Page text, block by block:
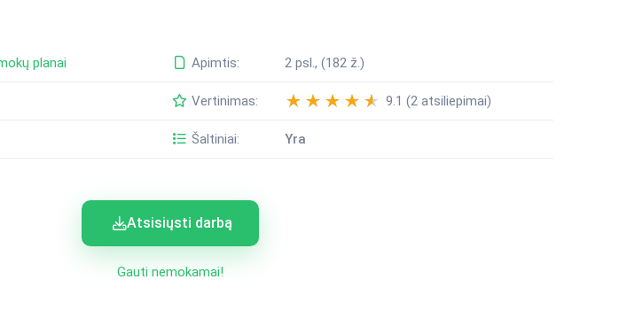
planai Apimtis: 2 psl., (182 ž.)
Vertinimas: 9.1 (2 atsiliepimai)
Šaltiniai: Yra
Atsisiųsti darbą
Gauti nemokamai!